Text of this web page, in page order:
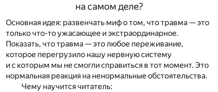
на самом деле?
Основная идея: развенчать миф о том, что травма — это
только что-то ужасающее и экстраординарное.
Показать, что травма — это любое переживание,
которое перегрузило нашу нервную систему
и с которым мы не смогли справиться в тот момент. Это
нормальная реакция на ненормальные обстоятельства.
Чему научится читатель: